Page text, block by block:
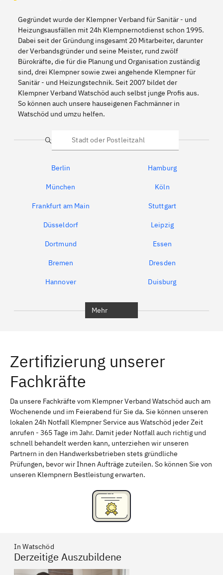
Gegründet wurde der Klempner Verband für Sanitär - und
Heizungsausfällen mit 24h Klempnernotdienst schon 1995.
Dabei seit der Gründung insgesamt 20 Mitarbeiter, darunter
der Verbandsgründer und seine Meister, rund zwölf
Bürokräfte, die für die Planung und Organisation zuständig
sind, drei Klempner sowie zwei angehende Klempner für
Sanitär - und Heizungstechnik. Seit 2007 bildet der
Klempner Verband Watschöd auch selbst junge Profis aus.
So können auch unsere hauseigenen Fachmänner in
Watschöd und umzu helfen.
Suche
Berlin Hamburg
München Köln
Frankfurt am Main Stuttgart
Düsseldorf Leipzig
Dortmund Essen
Bremen Dresden
Hannover Duisburg
Erlangen Bamberg
Bayreuth
Schweinfurt Passau
Freising Rudelsdorf, Mittelfranken
Mehr
Zertifizierung unserer
Fachkräfte
Da unsere Fachkräfte vom Klempner Verband Watschöd auch am
Wochenende und im Feierabend für Sie da. Sie können unseren
lokalen 24h Notfall Klempner Service aus Watschöd jeder Zeit
anrufen - 365 Tage im Jahr. Damit jeder Notfall auch richtig und
schnell behandelt werden kann, unterziehen wir unseren
Partnern in den Handwerksbetrieben stets gründliche
Prüfungen, bevor wir Ihnen Aufträge zuteilen. So können Sie von
unseren Klempnern Bestleistung erwarten.
In Watschöd
Derzeitige Auszubildene